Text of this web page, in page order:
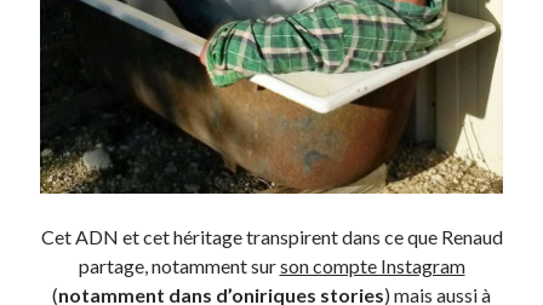
Lyon à Livre Ouvert
Non classé
Parole de Follower
Patchwork
Photos
Post inutile
Sons
Sorties cuculturelles
Tavukoi
Cet ADN et cet héritage transpirent dans ce que Renaud
partage, notamment surson compte Instagram
(notamment dans d’oniriques stories) mais aussi à